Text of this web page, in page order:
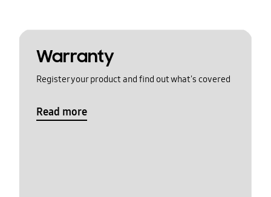
Warranty
Register your product and find out what's covered
Read more